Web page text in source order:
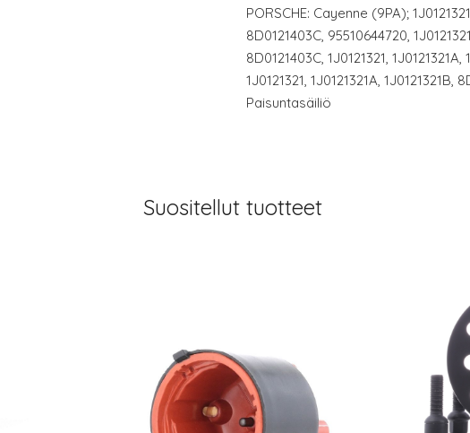
PORSCHE: Cayenne (9PA);
8D0121403C, 95510644720,
8D0121403C, 1J0121321, 1J0121321A,
1J0121321, 1J0121321A, 1J0121321B,
Paisuntasäiliö
Suositellut tuotteet